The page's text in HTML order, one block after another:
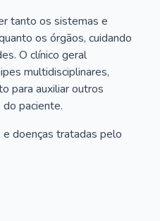
tanto os sistemas e
os órgãos, cuidando
O clínico geral
multidisciplinares,
para auxiliar outros
paciente.
e doenças tratadas pelo